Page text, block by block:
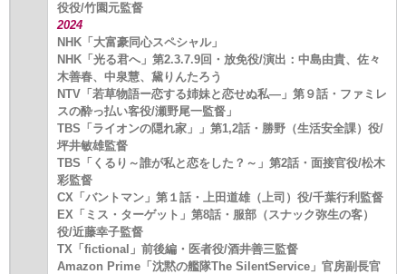
役役/竹園元監督
2024
NHK「大富豪同心スペシャル」
NHK「光る君へ」第2.3.7.9回・放免役/演出：中島由貴、佐々
木善春、中泉慧、黛りんたろう
NTV「若草物語ー恋する姉妹と恋せぬ私―」第９話・ファミレ
スの酔っ払い客役/瀬野尾一監督」
TBS「ライオンの隠れ家」」第1,2話・勝野（生活安全課）役/
坪井敏雄監督
TBS「くるり～誰が私と恋をした？～」第2話・面接官役/松木
彩監督
CX「バントマン」第１話・上田道雄（上司）役/千葉行利監督
EX「ミス・ターゲット」第8話・服部（スナック弥生の客）
役/近藤幸子監督
TX「fictional」前後編・医者役/酒井善三監督
Amazon Prime「沈黙の艦隊The SilentService」官房副長官